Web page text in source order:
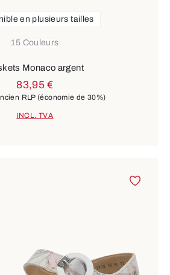
15 Couleurs
en plusieurs tailles
Monaco argent
83,95 €
RLP(économie de 30%)
INCL. TVA